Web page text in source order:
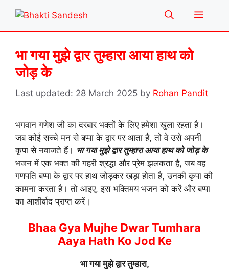
content
Menu
भा गया मुझे द्वार तुम्हारा आया हाथ को
जोड़ के
28 March 2025 by Rohan Pandit
भगवान गणेश जी का दरबार भक्तों के लिए हमेशा खुला रहता है।
जब कोई सच्चे मन से बप्पा के द्वार पर आता है, तो वे उसे अपनी
कृपा से नवाजते हैं। भा गया मुझे द्वार तुम्हारा आया हाथ को जोड़ के
भजन में एक भक्त की गहरी श्रद्धा और प्रेम झलकता है, जब वह
गणपति बप्पा के द्वार पर हाथ जोड़कर खड़ा होता है, उनकी कृपा की
कामना करता है। तो आइए, इस भक्तिमय भजन को करें और बप्पा
का आशीर्वाद प्राप्त करें।
Bhaa Gya Mujhe Dwar Tumhara
Aaya Hath Ko Jod Ke
भा गया मुझे द्वार तुम्हारा,